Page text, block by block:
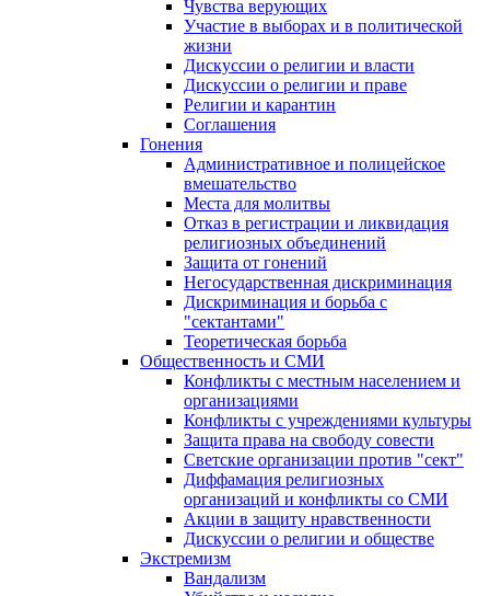
Чувства верующих
Участие в выборах и в политической
жизни
Дискуссии о религии и власти
Дискуссии о религии и праве
Религии и карантин
Соглашения
Гонения
Административное и полицейское
вмешательство
Места для молитвы
Отказ в регистрации и ликвидация
религиозных объединений
Защита от гонений
Негосударственная дискриминация
Дискриминация и борьба с
"сектантами"
Теоретическая борьба
Общественность и СМИ
Конфликты с местным населением и
организациями
Конфликты с учреждениями культуры
Защита права на свободу совести
Светские организации против "сект"
Диффамация религиозных
организаций и конфликты со СМИ
Акции в защиту нравственности
Дискуссии о религии и обществе
Экстремизм
Вандализм